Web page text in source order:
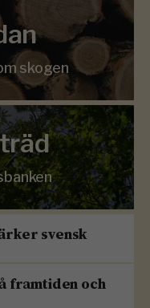
skogen
svensk
framtiden och